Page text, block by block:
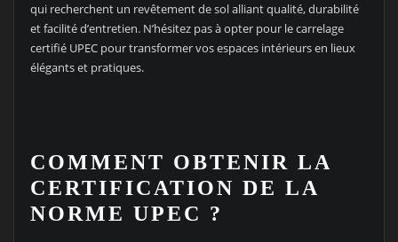
qui recherchent un revêtement de sol alliant qualité, durabilité
et facilité d’entretien. N’hésitez pas à opter pour le carrelage
certifié UPEC pour transformer vos espaces intérieurs en lieux
élégants et pratiques.
COMMENT OBTENIR LA
CERTIFICATION DE LA
NORME UPEC ?